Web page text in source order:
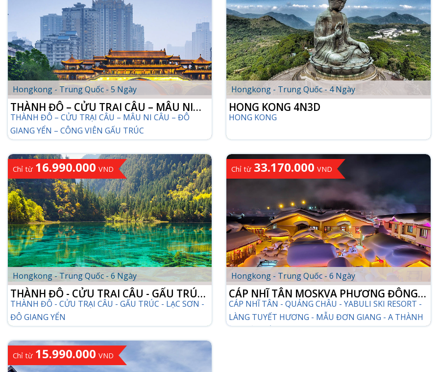
Hongkong - Trung Quốc - 5 Ngày
THÀNH ĐÔ – CỬU TRẠI CÂU – MÂU NI
CÂU – ĐÔ GIANG YỂN – CÔNG VIÊN GẤU
TRÚC
THÀNH ĐÔ – CỬU TRẠI CÂU – MÂU NI CÂU – ĐÔ
GIANG YỂN – CÔNG VIÊN GẤU TRÚC
CHI TIẾT TOUR
Hongkong - Trung Quốc - 4 Ngày
HONG KONG 4N3D
HONG KONG
CHI TIẾT TOUR
Chỉ từ 16.990.000 VND
Hongkong - Trung Quốc - 6 Ngày
THÀNH ĐÔ - CỬU TRẠI CÂU - GẤU TRÚC
- LẠC SƠN - ĐÔ GIANG YỂN
THÀNH ĐÔ - CỬU TRẠI CÂU - GẤU TRÚC - LẠC SƠN -
ĐÔ GIANG YỂN
CHI TIẾT TOUR
Chỉ từ 33.170.000 VND
Hongkong - Trung Quốc - 6 Ngày
CÁP NHĨ TÂN MOSKVA PHƯƠNG ĐÔNG -
LÀNG TUYẾT CỔ TÍCH
CÁP NHĨ TÂN - QUẢNG CHÂU - YABULI SKI RESORT -
LÀNG TUYẾT HƯƠNG - MẪU ĐƠN GIANG - A THÀNH
Chỉ từ 15.990.000 VND